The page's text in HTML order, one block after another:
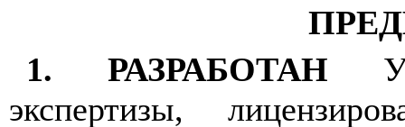
1. РАЗРАБОТАН
экспертизы,